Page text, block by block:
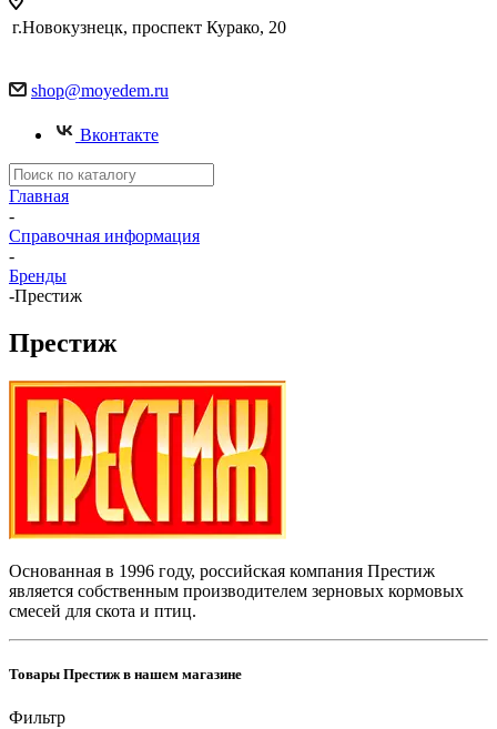
г.Новокузнецк, проспект Курако, 20
shop@moyedem.ru
Вконтакте
Главная
-
Справочная информация
-
Бренды
-Престиж
Престиж
Основанная в 1996 году, российская компания Престиж
является собственным производителем зерновых кормовых
смесей для скота и птиц.
Товары Престиж в нашем магазине
Фильтр